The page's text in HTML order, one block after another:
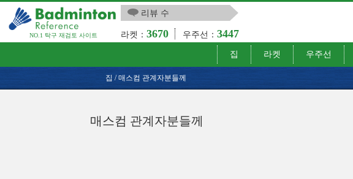
NO.1 탁구 재검토 사이트
리뷰 수
라켓：3670 우주선：3447
집 라켓 우주선
집 /매스컴 관계자분들께
매스컴 관계자분들께